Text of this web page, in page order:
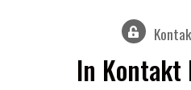
In Kontakt